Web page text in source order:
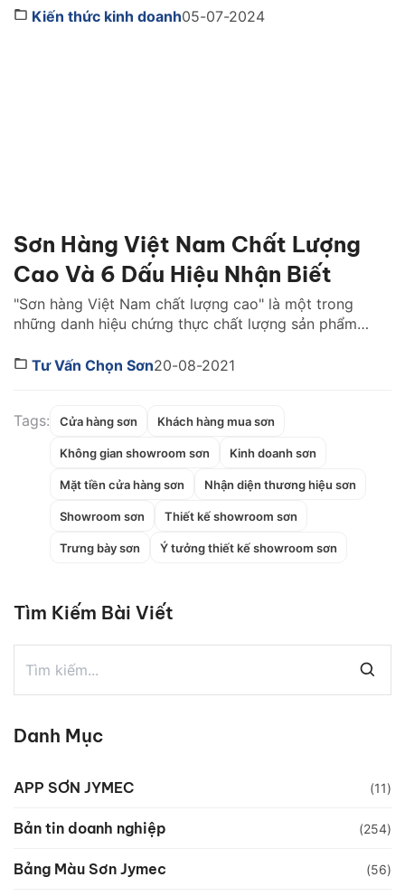
2026. Tuy nhiên, để vận hành hiệu quả bạn không chỉ
Kiến thức kinh doanh05-07-2024
Sơn Hàng Việt Nam Chất Lượng
Cao Và 6 Dấu Hiệu Nhận Biết
"Sơn hàng Việt Nam chất lượng cao" là một trong
những danh hiệu chứng thực chất lượng sản phẩm
sơn đó cần đáp ứng những tiêu chuẩn khắt khe và
Tư Vấn Chọn Sơn20-08-2021
Tags: Cửa hàng sơn Khách hàng mua sơn
Không gian showroom sơn Kinh doanh sơn
Mặt tiền cửa hàng sơn Nhận diện thương hiệu sơn
Showroom sơn Thiết kế showroom sơn
Trưng bày sơn Ý tưởng thiết kế showroom sơn
Tìm Kiếm Bài Viết
Danh Mục
APP SƠN JYMEC (11)
Bản tin doanh nghiệp (254)
Bảng Màu Sơn Jymec (56)